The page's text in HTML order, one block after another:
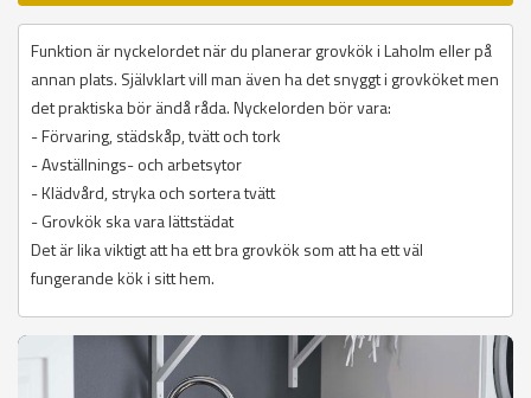
Funktion är nyckelordet när du planerar grovkök i Laholm eller på
annan plats. Självklart vill man även ha det snyggt i grovköket men
det praktiska bör ändå råda. Nyckelorden bör vara:
- Förvaring, städskåp, tvätt och tork
- Avställnings- och arbetsytor
- Klädvård, stryka och sortera tvätt
- Grovkök ska vara lättstädat
Det är lika viktigt att ha ett bra grovkök som att ha ett väl
fungerande kök i sitt hem.